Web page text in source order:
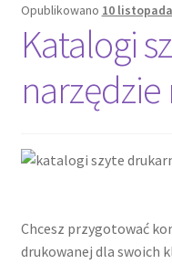
Opublikowano 10
Katalogi
Chcesz przygotować
drukowanej dla swoich